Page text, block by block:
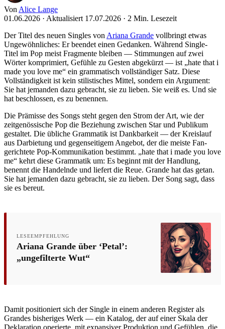
Von Alice Lange
01.06.2026 · Aktualisiert 17.07.2026 · 2 Min. Lesezeit
Der Titel des neuen Singles von Ariana Grande vollbringt etwas
Ungewöhnliches: Er beendet einen Gedanken. Während Single-
Titel im Pop meist Fragmente bleiben — Stimmungen auf zwei
Wörter komprimiert, Gefühle zu Gesten abgekürzt — ist „hate that i
made you love me“ ein grammatisch vollständiger Satz. Diese
Vollständigkeit ist kein stilistisches Mittel, sondern ein Argument:
Sie hat jemanden dazu gebracht, sie zu lieben. Sie weiß es. Und sie
hat beschlossen, es zu benennen.
Die Prämisse des Songs steht gegen den Strom der Art, wie der
zeitgenössische Pop die Beziehung zwischen Star und Publikum
gestaltet. Die übliche Grammatik ist Dankbarkeit — der Kreislauf
aus Darbietung und gegenseitigem Angebot, der die meiste Fan-
gerichtete Pop-Kommunikation bestimmt. „hate that i made you love
me“ kehrt diese Grammatik um: Es beginnt mit der Handlung,
benennt die Handelnde und liefert die Reue. Grande hat das getan.
Sie hat jemanden dazu gebracht, sie zu lieben. Der Song sagt, dass
sie es bereut.
LESEEMPFEHLUNG
Ariana Grande über ‘Petal’:
„ungefilterte Wut“
Damit positioniert sich der Single in einem anderen Register als
Grandes bisheriges Werk — ein Katalog, der auf einer Skala der
Deklaration operierte, mit expansiver Produktion und Gefühlen, die